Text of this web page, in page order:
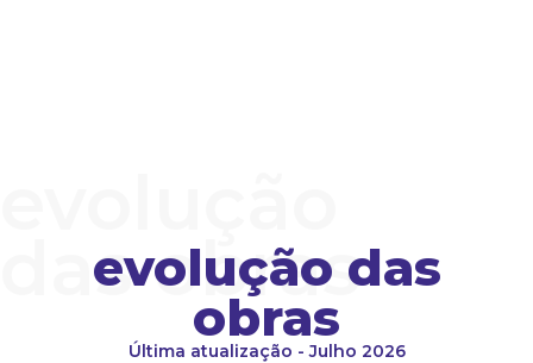
das obras
evolução das
obras
Última atualização - Julho 2026